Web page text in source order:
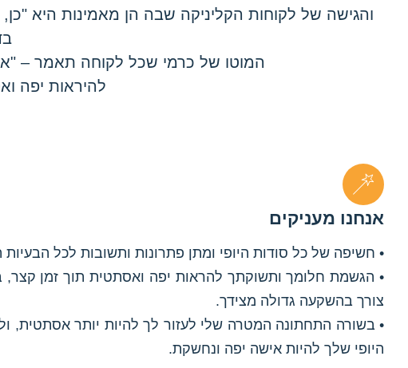
והגישה של לקוחות הקליניקה שבה הן מאמינות היא
המוטו של כרמי שכל לקוחה תאמר –
להיראות יפה
אנחנו מעניקים
• חשיפה של כל סודות היופי ומתן פתרונות ותשובות לכל
• הגשמת חלומך ותשוקתך להראות יפה ואסתטית תוך זמן קצר,
צורך בהשקעה גדולה מצידך.
• בשורה התחתונה המטרה שלי לעזור לך להיות יותר אסתטית,
היופי שלך להיות אישה יפה ונחשקת.